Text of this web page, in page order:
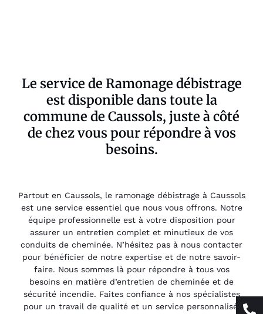
Le service de Ramonage débistrage
est disponible dans toute la
commune de Caussols, juste à côté
de chez vous pour répondre à vos
besoins.
Partout en Caussols, le ramonage débistrage à Caussols
est une service essentiel que nous vous offrons. Notre
équipe professionnelle est à votre disposition pour
assurer un entretien complet et minutieux de vos
conduits de cheminée. N’hésitez pas à nous contacter
pour bénéficier de notre expertise et de notre savoir-
faire. Nous sommes là pour répondre à tous vos
besoins en matière d’entretien de cheminée et de
sécurité incendie. Faites confiance à nos spécialistes
pour un travail de qualité et un service personnalisé.